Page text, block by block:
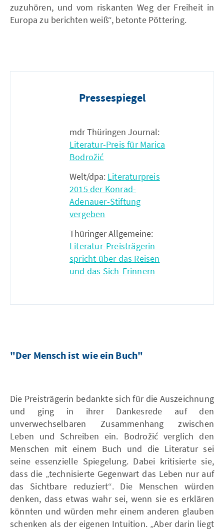
zuzuhören, und vom riskanten Weg der Freiheit in
Europa zu berichten weiß“, betonte Pöttering.
Pressespiegel
mdr Thüringen Journal:
Literatur-Preis für Marica
Bodrožić
Welt/dpa: Literaturpreis
2015 der Konrad-
Adenauer-Stiftung
vergeben
Thüringer Allgemeine:
Literatur-Preisträgerin
spricht über das Reisen
und das Sich-Erinnern
"Der Mensch ist wie ein Buch"
Die Preisträgerin bedankte sich für die Auszeichnung
und ging in ihrer Dankesrede auf den
unverwechselbaren Zusammenhang zwischen
Leben und Schreiben ein. Bodrožić verglich den
Menschen mit einem Buch und die Literatur sei
seine essenzielle Spiegelung. Dabei kritisierte sie,
dass die „technisierte Gegenwart das Leben nur auf
das Sichtbare reduziert“. Die Menschen würden
denken, dass etwas wahr sei, wenn sie es erklären
könnten und würden mehr einem anderen glauben
schenken als der eigenen Intuition. „Aber darin liegt